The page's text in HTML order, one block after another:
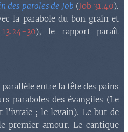
des paroles de Job (Job 31.40).
la parabole du bon grain et
30), le rapport paraît
entre la fête des pains
paraboles des évangiles (Le
l'ivraie ; le levain). Le but de
premier amour. Le cantique